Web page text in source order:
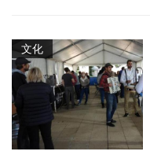
文化